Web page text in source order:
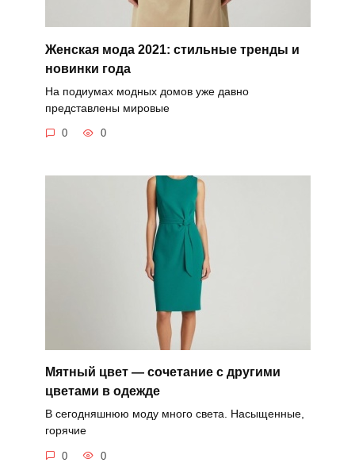
Женская мода 2021: стильные тренды и
новинки года
На подиумах модных домов уже давно
представлены мировые
0 0
Мятный цвет — сочетание с другими
цветами в одежде
В сегодняшнюю моду много света. Насыщенные,
горячие
0 0